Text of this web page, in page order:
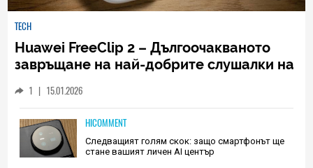
TECH
Huawei FreeClip 2 – Дългоочакваното
завръщане на най-добрите слушалки на
1 | 15.01.2026
HICOMMENT
Следващият голям скок: защо смартфонът ще
стане вашият личен AI център